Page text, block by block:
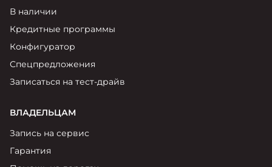
В наличии
Кредитные программы
Конфигуратор
Спецпредложения
Записаться на тест-драйв
ВЛАДЕЛЬЦАМ
Запись на сервис
Гарантия